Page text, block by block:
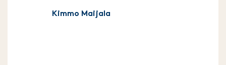
Kimmo Maijala